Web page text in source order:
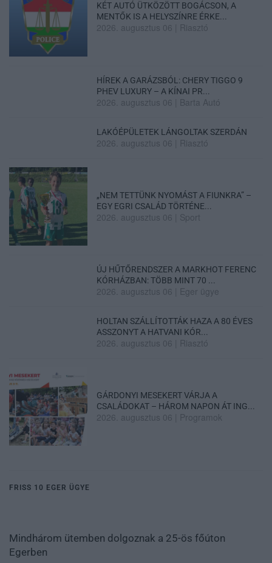
KÉT AUTÓ ÜTKÖZÖTT BOGÁCSON, A
MENTŐK IS A HELYSZÍNRE ÉRKE...
2026. augusztus 06 Riasztó
HÍREK A GARÁZSBÓL: CHERY TIGGO 9
PHEV LUXURY – A KÍNAI PR...
2026. augusztus 06 Barta Autó
LAKÓÉPÜLETEK LÁNGOLTAK SZERDÁN
2026. augusztus 06 Riasztó
„NEM TETTÜNK NYOMÁST A FIUNKRA” –
EGY EGRI CSALÁD TÖRTÉNE...
2026. augusztus 06 Sport
ÚJ HŰTŐRENDSZER A MARKHOT FERENC
KÓRHÁZBAN: TÖBB MINT 70 ...
2026. augusztus 06 Eger ügye
HOLTAN SZÁLLÍTOTTÁK HAZA A 80 ÉVES
ASSZONYT A HATVANI KÓR...
2026. augusztus 06 Riasztó
GÁRDONYI MESEKERT VÁRJA A
CSALÁDOKAT – HÁROM NAPON ÁT ING...
2026. augusztus 06 Programok
FRISS 10 EGER ÜGYE
Mindhárom ütemben dolgoznak a 25-ös főúton
Egerben